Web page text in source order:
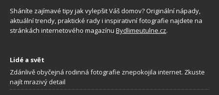
Sháníte zajímavé tipy jak vylepšit Váš domov? Originální nápady,
aktuální trendy, praktické rady i inspirativní fotografie najdete na
stránkách internetového magazínu Bydlimeutulne.cz.
Lidé a svět
Zdánlivě obyčejná rodinná fotografie znepokojila internet. Zkuste
najít mrazivý detail